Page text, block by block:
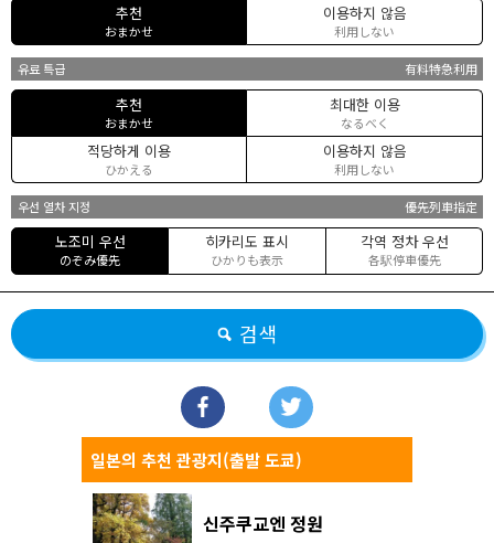
추천
おまかせ
이용하지 않음
利用しない
유료 특급 有料特急利用
추천
おまかせ
최대한 이용
なるべく
적당하게 이용
ひかえる
이용하지 않음
利用しない
우선 열차 지정 優先列車指定
노조미 우선
のぞみ優先
히카리도 표시
ひかりも表示
각역 정차 우선
各駅停車優先
검색
일본의 추천 관광지(출발 도쿄)
신주쿠교엔 정원